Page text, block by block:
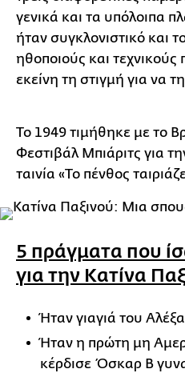
γενικά και τα υπόλοιπα
ήταν συγκλονιστικό και
ηθοποιούς και
εκείνη τη στιγμή για να
Το 1949 τιμήθηκε με το
Φεστιβάλ Μπιάριτς για
ταινία «Το πένθος
5 πράγματα που
για την Κατίνα
Ήταν γιαγιά του
Ήταν η πρώτη μη
κέρδισε Όσκαρ Β